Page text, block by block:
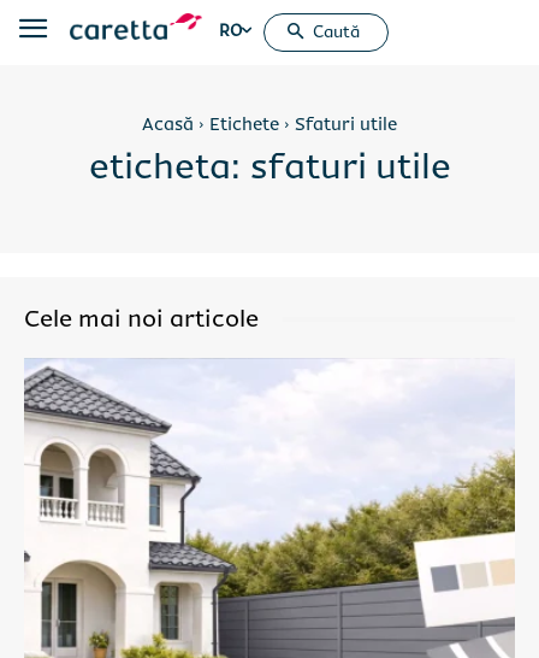
RO Caută
Acasă Etichete Sfaturi utile
eticheta: sfaturi utile
Cele mai noi articole